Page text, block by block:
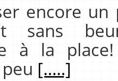
encore
sans
à la
[.....]